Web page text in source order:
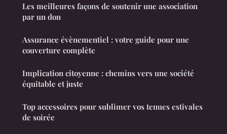
Les meilleures façons de soutenir une association
par un don
Assurance évènementiel : votre guide pour une
couverture complète
Implication citoyenne : chemins vers une société
équitable et juste
Top accessoires pour sublimer vos tenues estivales
de soirée